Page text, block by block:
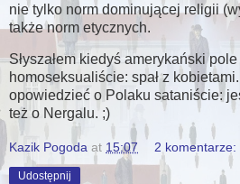
nie tylko norm dominującej religii
także norm etycznych.
Słyszałem kiedyś amerykański
homoseksualiście: spał z
opowiedzieć o Polaku sataniście:
też o Nergalu. ;)
Kazik Pogoda at 15:07 2 komentarze:
Udostępnij